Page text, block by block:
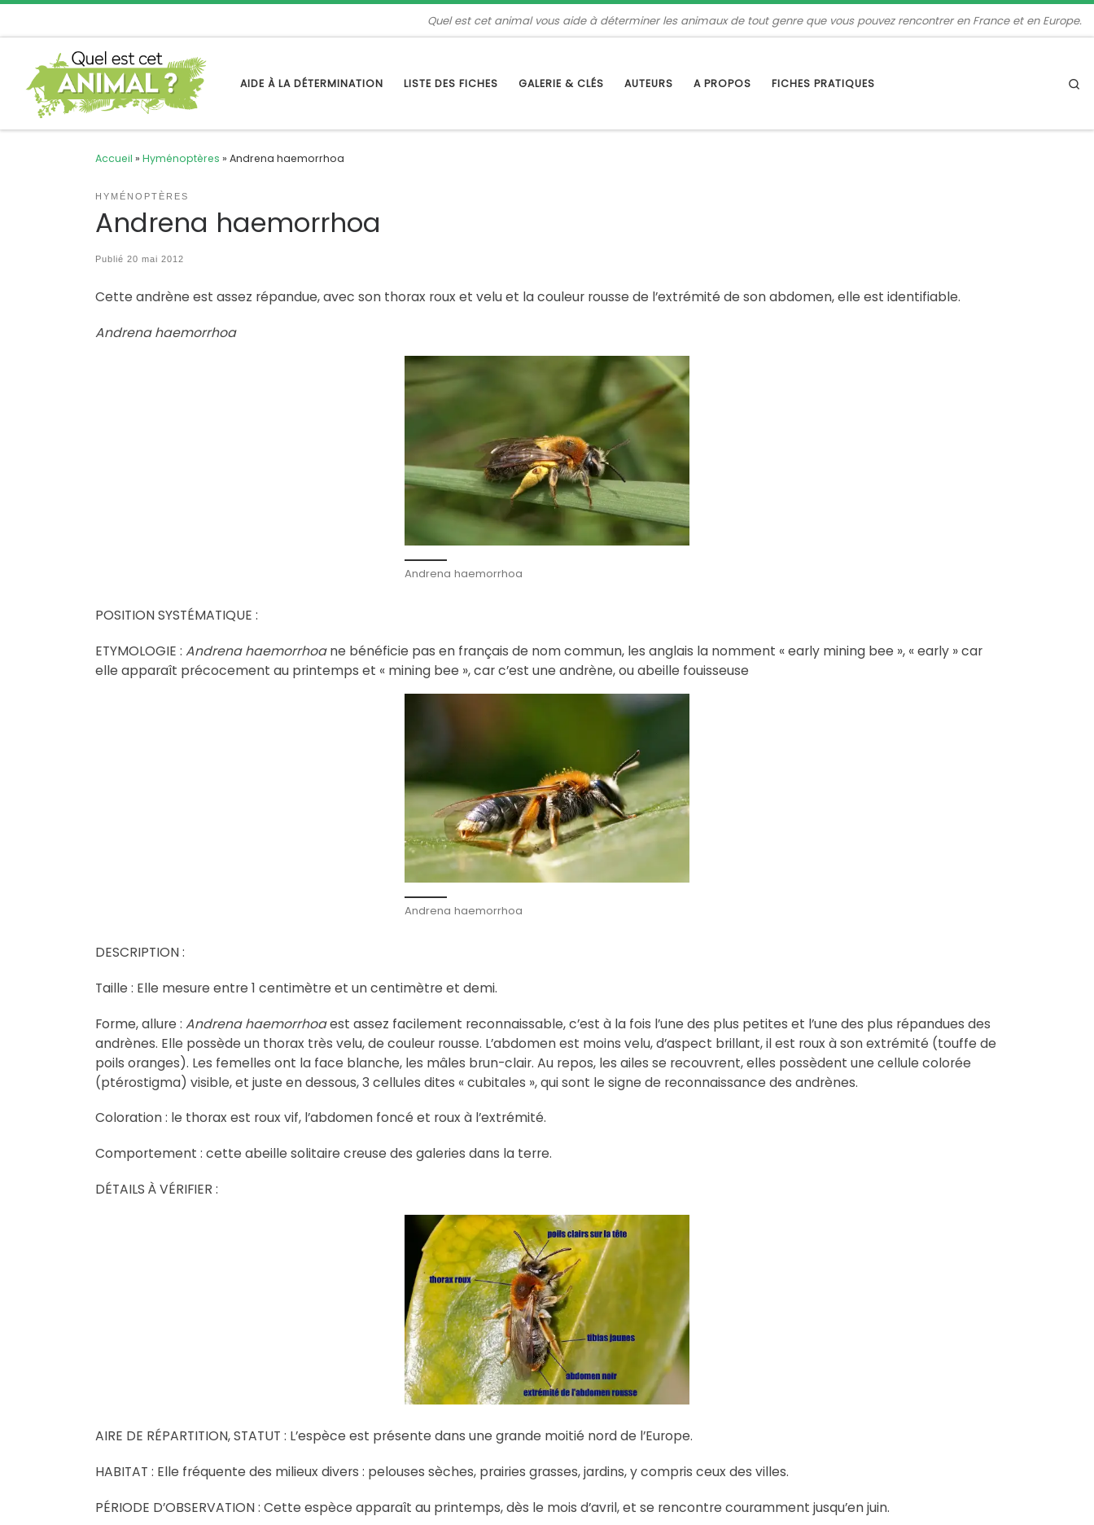
Quel est cet animal vous aide à déterminer les animaux de tout genre que vous pouvez rencontrer en France et en Europe.
AIDE À LA DÉTERMINATION LISTE DES FICHES GALERIE & CLÉS AUTEURS A PROPOS FICHES PRATIQUES
Accueil » Hyménoptères » Andrena haemorrhoa
HYMÉNOPTÈRES
Andrena haemorrhoa
Publié 20 mai 2012
Cette andrène est assez répandue, avec son thorax roux et velu et la couleur rousse de l’extrémité de son abdomen, elle est identifiable.
Andrena haemorrhoa
Andrena haemorrhoa
POSITION SYSTÉMATIQUE :
ETYMOLOGIE : Andrena haemorrhoane bénéficie pas en français de nom commun, les anglais la nomment « early mining bee », « early » car
elle apparaît précocement au printemps et « mining bee », car c’est une andrène, ou abeille fouisseuse
Andrena haemorrhoa
DESCRIPTION :
Taille : Elle mesure entre 1 centimètre et un centimètre et demi.
Forme, allure : Andrena haemorrhoaest assez facilement reconnaissable, c’est à la fois l’une des plus petites et l’une des plus répandues des
andrènes. Elle possède un thorax très velu, de couleur rousse. L’abdomen est moins velu, d’aspect brillant, il est roux à son extrémité (touffe de
poils oranges). Les femelles ont la face blanche, les mâles brun-clair. Au repos, les ailes se recouvrent, elles possèdent une cellule colorée
(ptérostigma) visible, et juste en dessous, 3 cellules dites « cubitales », qui sont le signe de reconnaissance des andrènes.
Coloration : le thorax est roux vif, l’abdomen foncé et roux à l’extrémité.
Comportement : cette abeille solitaire creuse des galeries dans la terre.
DÉTAILS À VÉRIFIER :
AIRE DE RÉPARTITION, STATUT : L’espèce est présente dans une grande moitié nord de l’Europe.
HABITAT : Elle fréquente des milieux divers : pelouses sèches, prairies grasses, jardins, y compris ceux des villes.
PÉRIODE D’OBSERVATION : Cette espèce apparaît au printemps, dès le mois d’avril, et se rencontre couramment jusqu’en juin.